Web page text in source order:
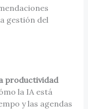
gestión del
productividad
la IA está
y las agendas